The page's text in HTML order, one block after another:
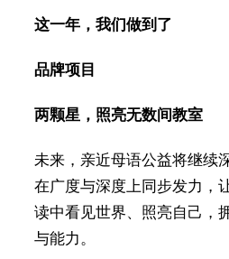
这一年，我们做到了
品牌项目
两颗星，照亮无数间教室
未来，亲近母语公益将继续
在广度与深度上同步发力，
读中看见世界、照亮自己，
与能力。